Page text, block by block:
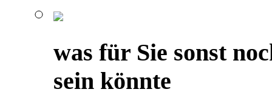
was für Sie sonst
sein könnte